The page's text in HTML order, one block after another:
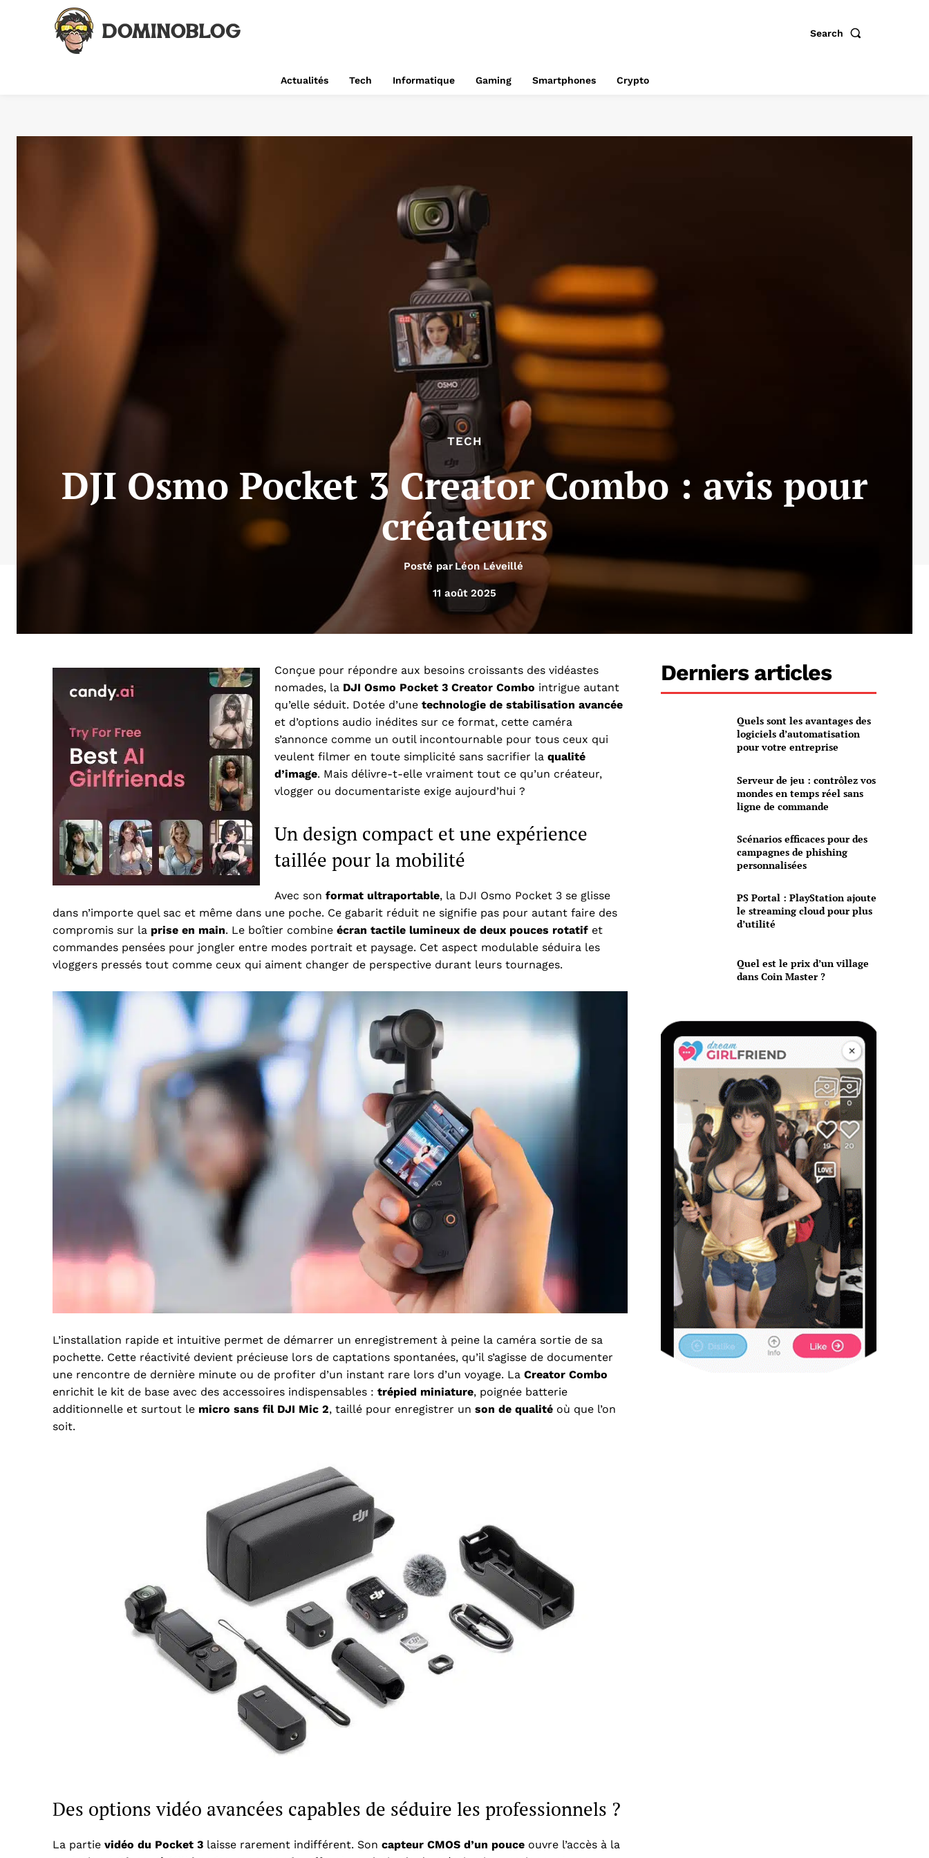
Search
Actualités Tech Informatique Gaming Smartphones Crypto
TECH
DJI Osmo Pocket 3 Creator Combo : avis pour
créateurs
Posté par Léon Léveillé
11 août 2025
Conçue pour répondre aux besoins croissants des vidéastes
nomades, la DJI Osmo Pocket 3 Creator Combo intrigue autant
qu’elle séduit. Dotée d’une technologie de stabilisation avancée
et d’options audio inédites sur ce format, cette caméra
s’annonce comme un outil incontournable pour tous ceux qui
veulent filmer en toute simplicité sans sacrifier la qualité
d’image. Mais délivre-t-elle vraiment tout ce qu’un créateur,
vlogger ou documentariste exige aujourd’hui ?
Un design compact et une expérience
taillée pour la mobilité
Avec son format ultraportable, la DJI Osmo Pocket 3 se glisse
dans n’importe quel sac et même dans une poche. Ce gabarit réduit ne signifie pas pour autant faire des
compromis sur la prise en main. Le boîtier combine écran tactile lumineux de deux pouces rotatif et
commandes pensées pour jongler entre modes portrait et paysage. Cet aspect modulable séduira les
vloggers pressés tout comme ceux qui aiment changer de perspective durant leurs tournages.
L’installation rapide et intuitive permet de démarrer un enregistrement à peine la caméra sortie de sa
pochette. Cette réactivité devient précieuse lors de captations spontanées, qu’il s’agisse de documenter
une rencontre de dernière minute ou de profiter d’un instant rare lors d’un voyage. La Creator Combo
enrichit le kit de base avec des accessoires indispensables : trépied miniature, poignée batterie
additionnelle et surtout le micro sans fil DJI Mic 2, taillé pour enregistrer un son de qualité où que l’on
soit.
Des options vidéo avancées capables de séduire les professionnels ?
La partie vidéo du Pocket 3 laisse rarement indifférent. Son capteur CMOS d’un pouce ouvre l’accès à la
Derniers articles
Quels sont les avantages des
logiciels d’automatisation
pour votre entreprise
Serveur de jeu : contrôlez vos
mondes en temps réel sans
ligne de commande
Scénarios efficaces pour des
campagnes de phishing
personnalisées
PS Portal : PlayStation ajoute
le streaming cloud pour plus
d’utilité
Quel est le prix d’un village
dans Coin Master ?